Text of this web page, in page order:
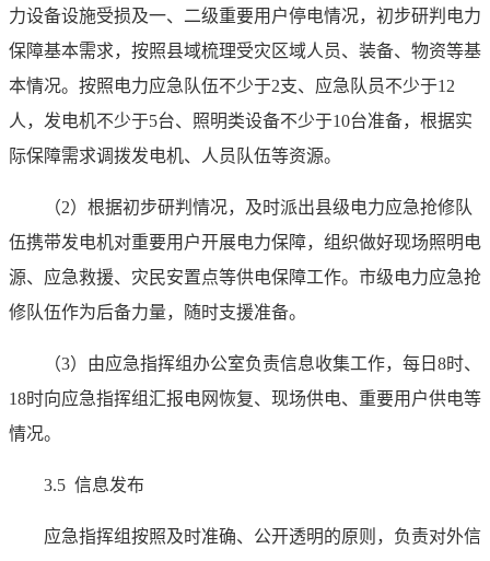
力设备设施受损及一、二级重要用户停电情况，初步研判电力
保障基本需求，按照县域梳理受灾区域人员、装备、物资等基
本情况。按照电力应急队伍不少于2支、应急队员不少于12
人，发电机不少于5台、照明类设备不少于10台准备，根据实
际保障需求调拨发电机、人员队伍等资源。
（2）根据初步研判情况，及时派出县级电力应急抢修队
伍携带发电机对重要用户开展电力保障，组织做好现场照明电
源、应急救援、灾民安置点等供电保障工作。市级电力应急抢
修队伍作为后备力量，随时支援准备。
（3）由应急指挥组办公室负责信息收集工作，每日8时、
18时向应急指挥组汇报电网恢复、现场供电、重要用户供电等
情况。
3.5 信息发布
应急指挥组按照及时准确、公开透明的原则，负责对外信